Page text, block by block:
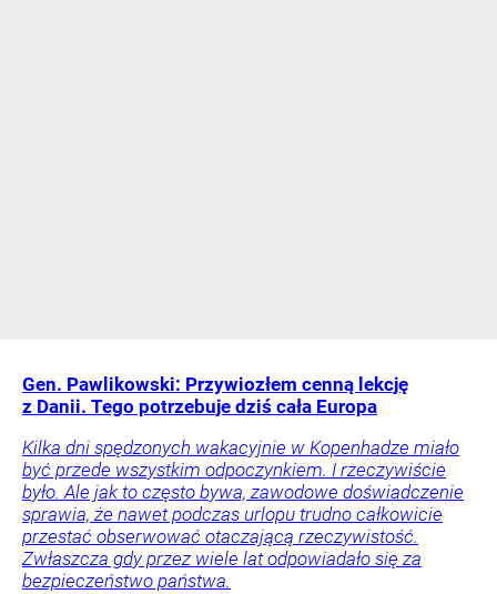
Gen. Pawlikowski: Przywiozłem cenną lekcję
z Danii. Tego potrzebuje dziś cała Europa
Kilka dni spędzonych wakacyjnie w Kopenhadze miało
być przede wszystkim odpoczynkiem. I rzeczywiście
było. Ale jak to często bywa, zawodowe doświadczenie
sprawia, że nawet podczas urlopu trudno całkowicie
przestać obserwować otaczającą rzeczywistość.
Zwłaszcza gdy przez wiele lat odpowiadało się za
bezpieczeństwo państwa.